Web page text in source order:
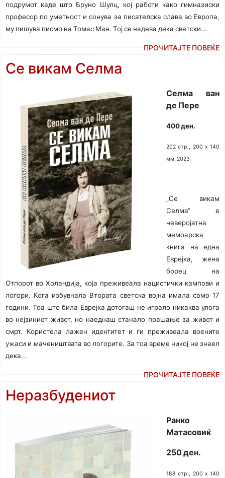
подрумот каде што Бруно Шулц, кој работи како гимназиски
професор по уметност и сонува за писателска слава во Европа,
му пишува писмо на Томас Ман. Тој се надева дека светски...
ПРОЧИТАЈТЕ ПОВЕЌЕ
Се викам Селма
Селма ван
де Пере
400 ден.
202 стр., 200 х 140
мм, 2023
„Се викам
Селма“ е
неверојатна
мемоарска
книга на една
Еврејка, жена
борец на
Отпорот во Холандија, која преживеала нацистички кампови и
логори. Кога избувнала Втората светска војна имала само 17
години. Тоа што била Еврејка дотогаш не играло никаква улога
во нејзиниот живот, но наеднаш станало прашање за живот и
смрт. Користела лажен идентитет и ги преживеала воените
ужаси и мачеништвата во логорите. За тоа време никој не знаел
дека...
ПРОЧИТАЈТЕ ПОВЕЌЕ
Неразбудениот
Ранко
Матасовиќ
250 ден.
188 стр., 200 х 140